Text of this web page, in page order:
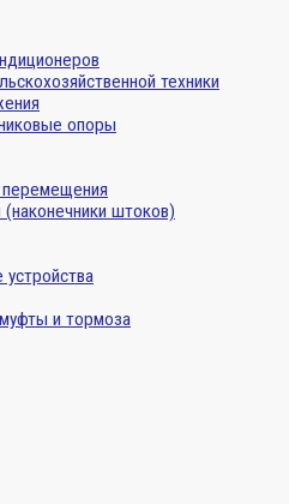
техники
опоры
штоков)
и тормоза